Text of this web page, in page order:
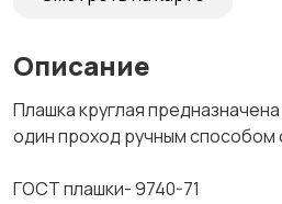
Описание
Плашка круглая
один проход ручным способом
ГОСТ плашки- 9740-71